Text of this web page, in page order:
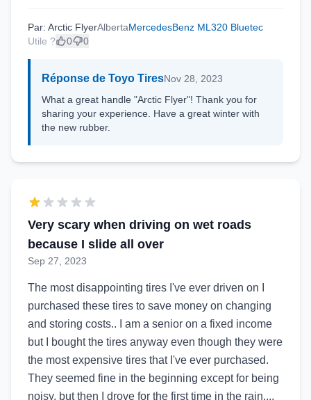
Par: Arctic FlyerAlbertaMercedesBenz ML320 Bluetec
Utile ?
0 0
Réponse de Toyo TiresNov 28, 2023
What a great handle "Arctic Flyer"! Thank you for
sharing your experience. Have a great winter with
the new rubber.
Very scary when driving on wet roads
because I slide all over
Sep 27, 2023
The most disappointing tires I've ever driven on I
purchased these tires to save money on changing
and storing costs.. I am a senior on a fixed income
but I bought the tires anyway even though they were
the most expensive tires that I've ever purchased.
They seemed fine in the beginning except for being
noisy, but then I drove for the first time in the rain....